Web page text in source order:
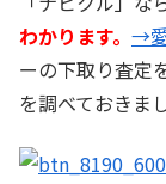
わかります。 →
ーの下取り査定
を調べておきま